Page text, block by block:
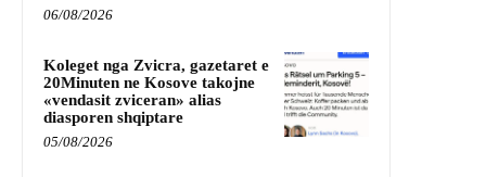
06/08/2026
Koleget nga Zvicra, gazetaret e
20Minuten ne Kosove takojne
«vendasit zviceran» alias
diasporen shqiptare
05/08/2026